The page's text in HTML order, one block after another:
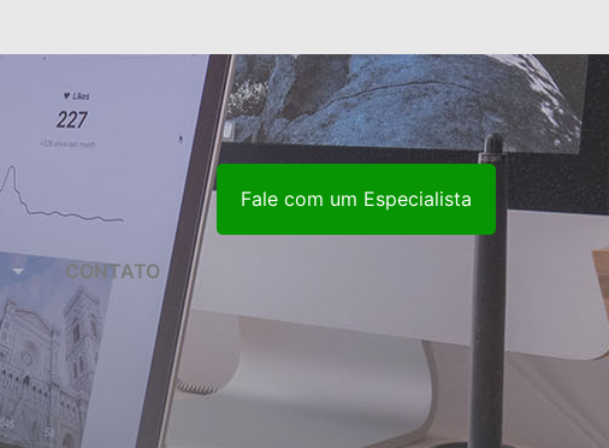
CONTATO
Fale com um Especialista